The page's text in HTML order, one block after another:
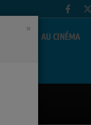
AU CINÉMA
×